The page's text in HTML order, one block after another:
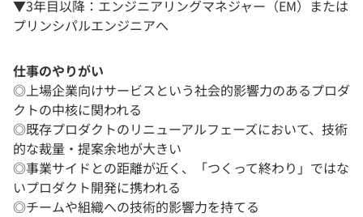
▼3年目以降：エンジニアリングマネジャー（EM）または
プリンシパルエンジニアへ
仕事のやりがい
◎上場企業向けサービスという社会的影響力のあるプロダ
クトの中核に関われる
◎既存プロダクトのリニューアルフェーズにおいて、技術
的な裁量・提案余地が大きい
◎事業サイドとの距離が近く、「つくって終わり」ではな
いプロダクト開発に携われる
◎チームや組織への技術的影響力を持てる